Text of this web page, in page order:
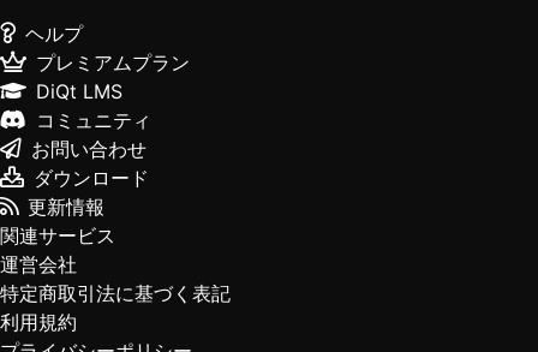
ヘルプ
プレミアムプラン
DiQt LMS
コミュニティ
お問い合わせ
ダウンロード
更新情報
関連サービス
運営会社
特定商取引法に基づく表記
利用規約